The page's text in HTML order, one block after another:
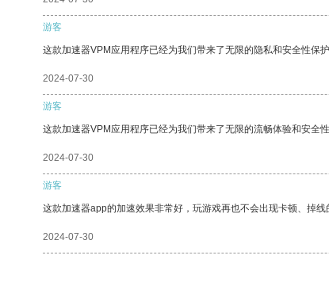
游客
这款加速器VPM应用程序已经为我们带来了无限的隐私和安全性保护
2024-07-30
游客
这款加速器VPM应用程序已经为我们带来了无限的流畅体验和安全性
2024-07-30
游客
这款加速器app的加速效果非常好，玩游戏再也不会出现卡顿、掉
2024-07-30